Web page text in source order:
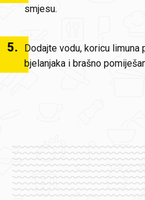
smjesu.
5.
Dodajte vodu, koricu limuna
bjelanjaka i brašno